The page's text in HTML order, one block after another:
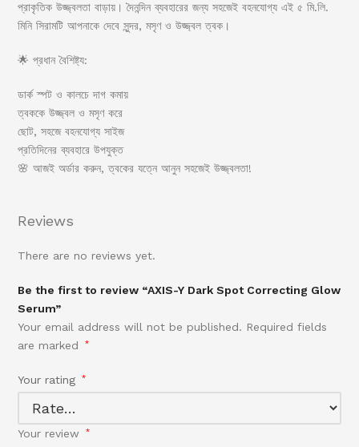
প্রাকৃতিক উজ্জ্বলতা বাড়ায়। দৈনন্দিন ব্যবহারের জন্য সহজেই বহনযোগ্য এই ৫ মি.লি.
মিনি সিরামটি আপনাকে দেবে সুন্দর, মসৃণ ও উজ্জ্বল ত্বক।
🌟 প্রধান বৈশিষ্ট্য:
ডার্ক স্পট ও কালচে দাগ কমায়
ত্বককে উজ্জ্বল ও মসৃণ করে
ছোট, সহজে বহনযোগ্য সাইজ
প্রতিদিনের ব্যবহারে উপযুক্ত
🌸 আজই অর্ডার করুন, ত্বকের যত্নে আনুন সহজেই উজ্জ্বলতা!
Reviews
There are no reviews yet.
Be the first to review “AXIS-Y Dark Spot Correcting Glow
Serum”
Your email address will not be published. Required fields
are marked
*
Your rating *
Your review *